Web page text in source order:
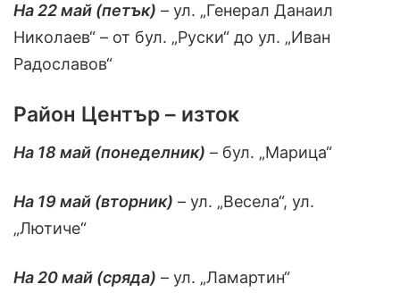
На 22 май (петък) – ул. „Генерал Данаил
Николаев“ – от бул. „Руски“ до ул. „Иван
Радославов“
Район Център – изток
На 18 май (понеделник) – бул. „Марица“
На 19 май (вторник) – ул. „Весела“, ул.
„Лютиче“
На 20 май (сряда) – ул. „Ламартин“